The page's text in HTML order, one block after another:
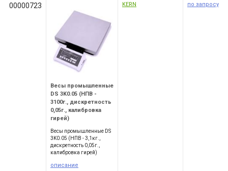
00000723
Весы промышленные
DS 3K0.05 (НПВ -
3100г., дискретность
0,05г., калибровка
гирей)
Весы промышленные DS
3K0.05 (НПВ - 3,1кг.,
дискретность 0,05г.,
калибровка гирей)
описание
KERN по запросу